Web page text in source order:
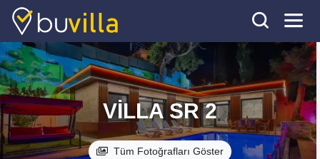
VILLA SR 2
Tüm Fotoğrafları Göster